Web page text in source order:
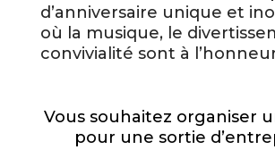
d’anniversaire unique et
où la musique, le
convivialité sont à
Vous souhaitez organiser
pour une sortie